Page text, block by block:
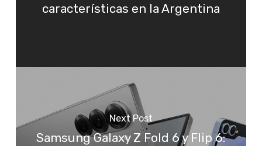
características en la Argentina
Next Post
Samsung Galaxy Z Fold 6 y Flip 6: